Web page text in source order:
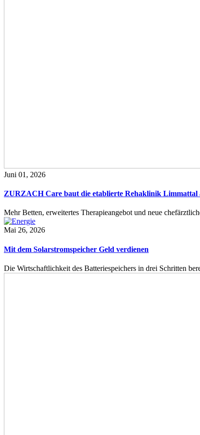
Juni 01, 2026
ZURZACH Care baut die etablierte Rehaklinik Limmattal
Mehr Betten, erweitertes Therapieangebot und neue
Mai 26, 2026
Mit dem Solarstromspeicher Geld verdienen
Die Wirtschaftlichkeit des Batteriespeichers in drei Schritten